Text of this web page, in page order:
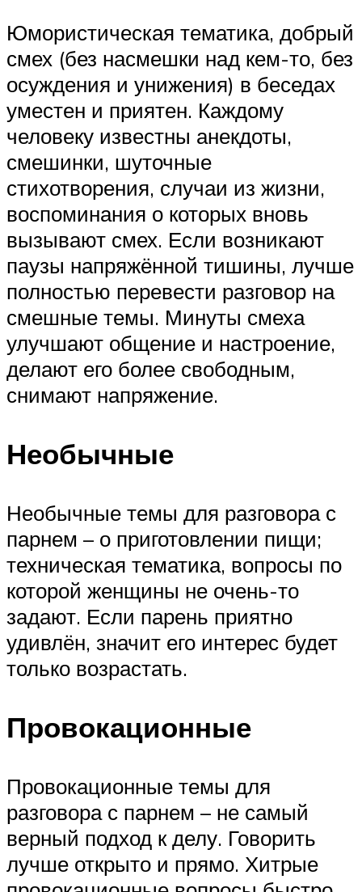
Юмористическая тематика, добрый
смех (без насмешки над кем-то, без
осуждения и унижения) в беседах
уместен и приятен. Каждому
человеку известны анекдоты,
смешинки, шуточные
стихотворения, случаи из жизни,
воспоминания о которых вновь
вызывают смех. Если возникают
паузы напряжённой тишины, лучше
полностью перевести разговор на
смешные темы. Минуты смеха
улучшают общение и настроение,
делают его более свободным,
снимают напряжение.
Необычные
Необычные темы для разговора с
парнем – о приготовлении пищи;
техническая тематика, вопросы по
которой женщины не очень-то
задают. Если парень приятно
удивлён, значит его интерес будет
только возрастать.
Провокационные
Провокационные темы для
разговора с парнем – не самый
верный подход к делу. Говорить
лучше открыто и прямо. Хитрые